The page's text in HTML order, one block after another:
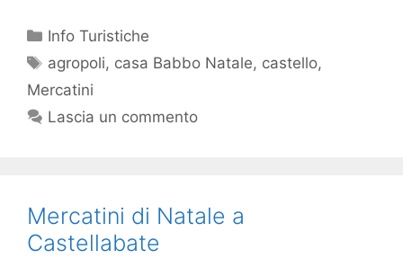
Info Turistiche
agropoli, casa Babbo Natale, castello,
Mercatini
Lascia un commento
Mercatini di Natale a
Castellabate